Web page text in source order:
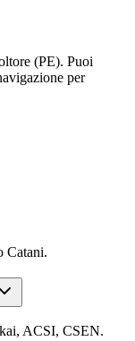
(PE). Puoi
per
Catani.
ACSI, CSEN.